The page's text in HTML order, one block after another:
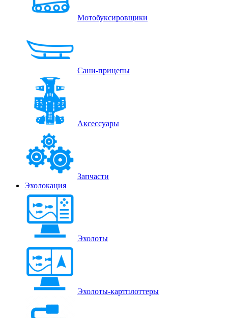
Мотобуксировщики
Сани-прицепы
Аксессуары
Запчасти
Эхолокация
Эхолоты
Эхолоты-картплоттеры